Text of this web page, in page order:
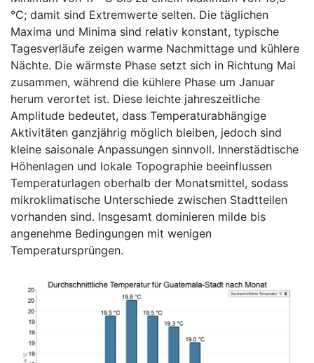
°C; damit sind Extremwerte selten. Die täglichen
Maxima und Minima sind relativ konstant, typische
Tagesverläufe zeigen warme Nachmittage und kühlere
Nächte. Die wärmste Phase setzt sich in Richtung Mai
zusammen, während die kühlere Phase um Januar
herum verortet ist. Diese leichte jahreszeitliche
Amplitude bedeutet, dass Temperaturabhängige
Aktivitäten ganzjährig möglich bleiben, jedoch sind
kleine saisonale Anpassungen sinnvoll. Innerstädtische
Höhenlagen und lokale Topographie beeinflussen
Temperaturlagen oberhalb der Monatsmittel, sodass
mikroklimatische Unterschiede zwischen Stadtteilen
vorhanden sind. Insgesamt dominieren milde bis
angenehme Bedingungen mit wenigen
Temperatursprüngen.